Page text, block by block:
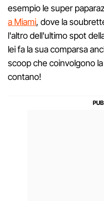
esempio le super
a Miami, dove la
l'altro dell'ultimo spot
lei fa la sua comparsa
scoop che coinvolgono
contano!